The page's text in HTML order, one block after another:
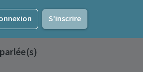
S'inscrire